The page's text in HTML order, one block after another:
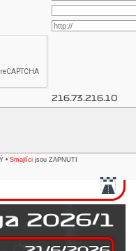
216.73.216.10
• Smajlíci jsou ZAPNUTI